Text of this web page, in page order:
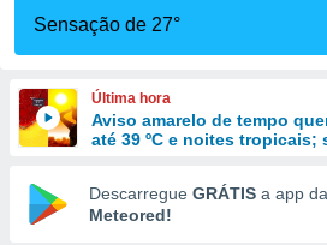
a este
das
e
forma
digital
Sensação de 27°
Última hora
Aviso amarelo de tempo
até 39 ºC e noites tropicais;
Descarregue GRÁTIS a app da
Meteored!